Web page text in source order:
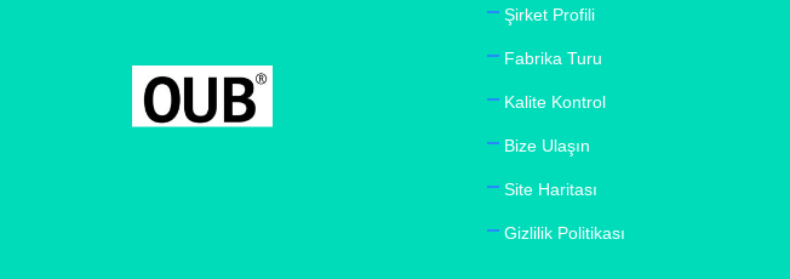
Şirket Profili
Fabrika Turu
Kalite Kontrol
Bize Ulaşın
Site Haritası
Gizlilik Politikası